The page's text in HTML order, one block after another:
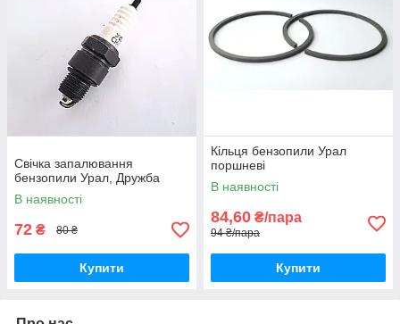
Свічка запалювання
бензопили Урал, Дружба
В наявності
72 ₴ 80 ₴
Купити
Кільця бензопили Урал
поршневі
В наявності
84,60 ₴/пара
94 ₴/пара
Купити